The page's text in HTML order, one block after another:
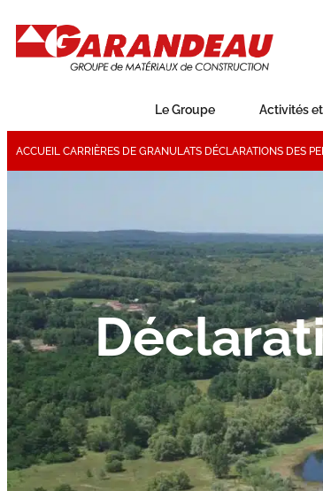
Le Groupe Activités
ACCUEIL CARRIÈRES DE GRANULATS DÉCLARATIONS DES